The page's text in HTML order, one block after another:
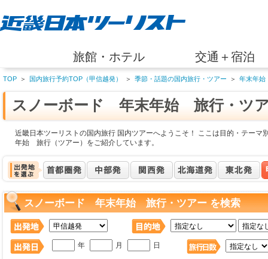
旅館・ホテル 交通＋宿泊
TOP ＞ 国内旅行予約TOP（甲信越発） ＞ 季節・話題の国内旅行・ツアー ＞ 年末年
スノーボード 年末年始 旅行・ツア
近畿日本ツーリストの国内旅行 国内ツアーへようこそ！ ここは目的・テー
年始 旅行（ツアー）をご紹介しています。
スノーボード 年末年始 旅行・ツアー を検索
年 月 日